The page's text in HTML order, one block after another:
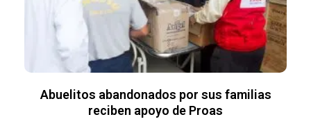
Abuelitos abandonados por sus familias
reciben apoyo de Proas